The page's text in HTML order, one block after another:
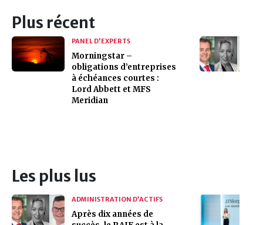
Plus récent
PANEL D'EXPERTS
Morningstar –
obligations d’entreprises
à échéances courtes :
Lord Abbett et MFS
Meridian
Les plus lus
ADMINISTRATION D’ACTIFS
Après dix années de